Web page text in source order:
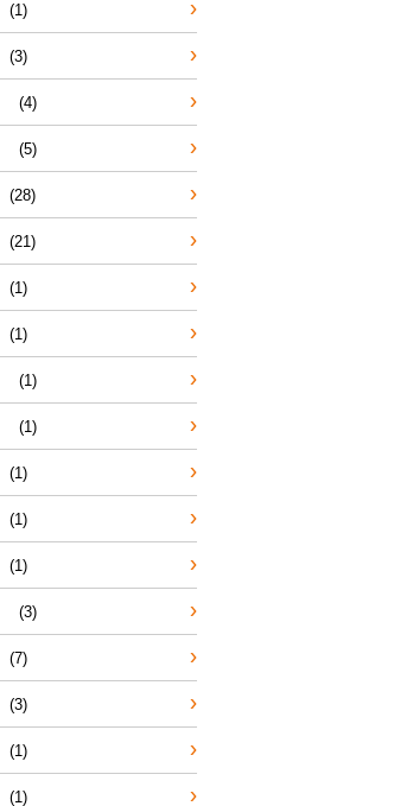
(1)
(3)
(4)
(5)
(28)
(21)
(1)
(1)
(1)
(1)
(1)
(1)
(1)
(3)
(7)
(3)
(1)
(1)